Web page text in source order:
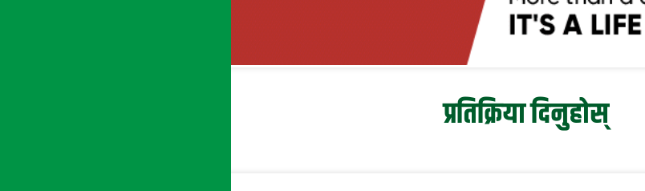
प्रतिक्रिया दिनुहोस्